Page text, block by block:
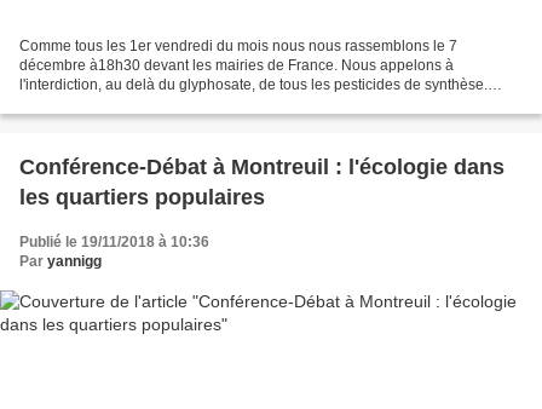
Comme tous les 1er vendredi du mois nous nous rassemblons le 7
décembre à18h30 devant les mairies de France. Nous appelons à
l'interdiction, au delà du glyphosate, de tous les pesticides de synthèse.
Conférence-Débat à Montreuil : l'écologie dans
les quartiers populaires
Publié le 19/11/2018 à 10:36
Par yannigg